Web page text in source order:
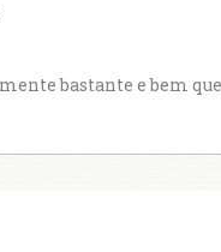
bastante e bem